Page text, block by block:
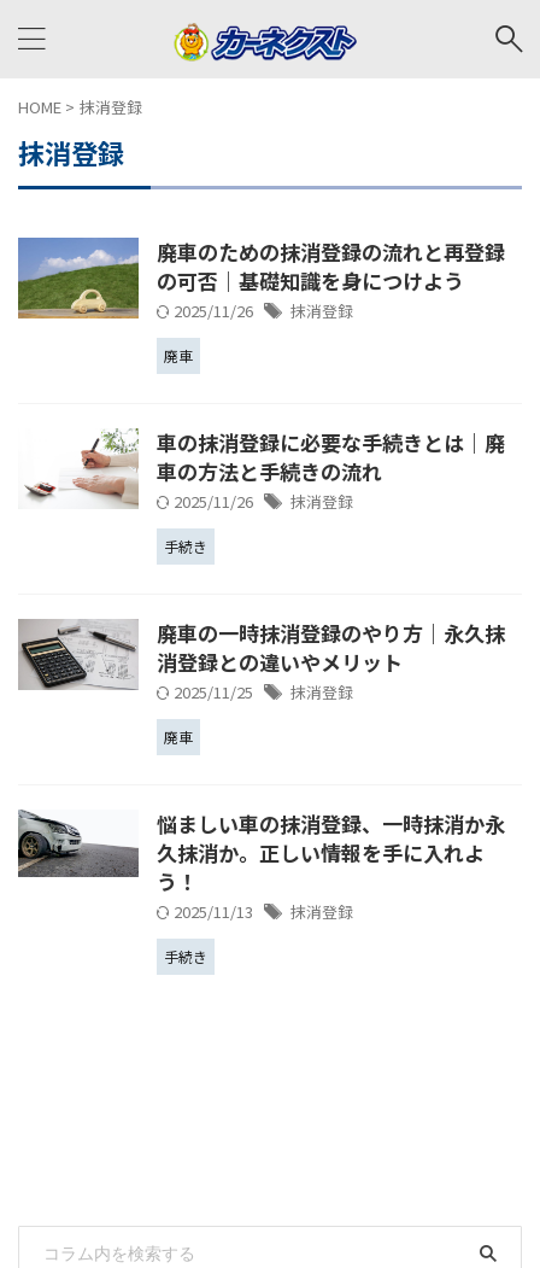
HOME > 抹消登録
抹消登録
廃車のための抹消登録の流れと再登録
の可否｜基礎知識を身につけよう
2025/11/26 抹消登録
廃車
車の抹消登録に必要な手続きとは｜廃
車の方法と手続きの流れ
2025/11/26 抹消登録
手続き
廃車の一時抹消登録のやり方｜永久抹
消登録との違いやメリット
2025/11/25 抹消登録
廃車
悩ましい車の抹消登録、一時抹消か永
久抹消か。正しい情報を手に入れよ
う！
2025/11/13 抹消登録
手続き